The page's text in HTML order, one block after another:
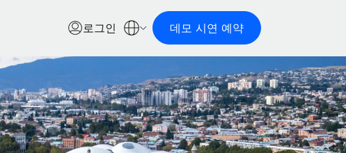
로그인 데모 시연 예약